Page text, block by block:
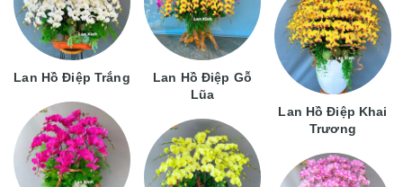
Lan Hồ Điệp Trắng
Lan Hồ Điệp Gỗ
Lũa
Lan Hồ Điệp Khai
Trương